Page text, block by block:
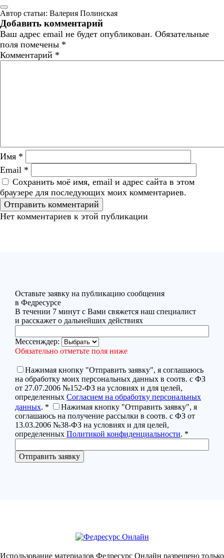
Автор статьи: Валерия Полинская
Добавить комментарий
Ваш адрес email не будет опубликован. Обязательные
поля помечены *
Комментарий *
Имя *
Email *
Сохранить моё имя, email и адрес сайта в этом
браузере для последующих моих комментариев.
Нет комментариев к этой публикации
Оставьте заявку на публикацию сообщения
в Федресурсе
В течении 7 минут с Вами свяжется наш специалист
и расскажет о дальнейших действиях
Мессенждер:
Обязательно отметьте поля ниже
Нажимая кнопку "Отправить заявку", я соглашаюсь
на обработку моих персональных данных в соотв. с ФЗ
от 27.07.2006 №152-ФЗ на условиях и для целей,
определенных Согласием на обработку персональных
данных. *
Нажимая кнопку "Отправить заявку", я
соглашаюсь на получение рассылки в соотв. с ФЗ от
13.03.2006 №38-ФЗ на условиях и для целей,
определенных Политикой конфиденциальности. *
Использование материалов Федресурс Онлайн разрешено только